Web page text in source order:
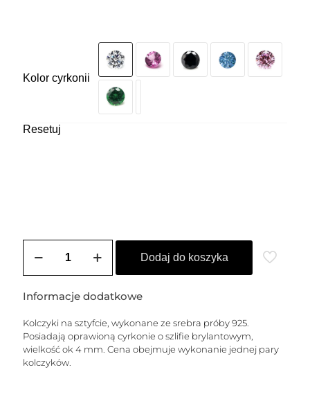
Kolor cyrkonii
Resetuj
Kolczyki
DIANA
mm)
Dodaj do koszyka
Informacje dodatkowe
Kolczyki na sztyfcie, wykonane ze srebra próby 925.
Posiadają oprawioną cyrkonie o szlifie brylantowym,
wielkość ok 4 mm. Cena obejmuje wykonanie jednej pary
kolczyków.